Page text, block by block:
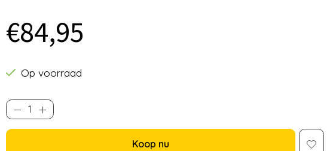
€84,95
Op voorraad
Koop nu